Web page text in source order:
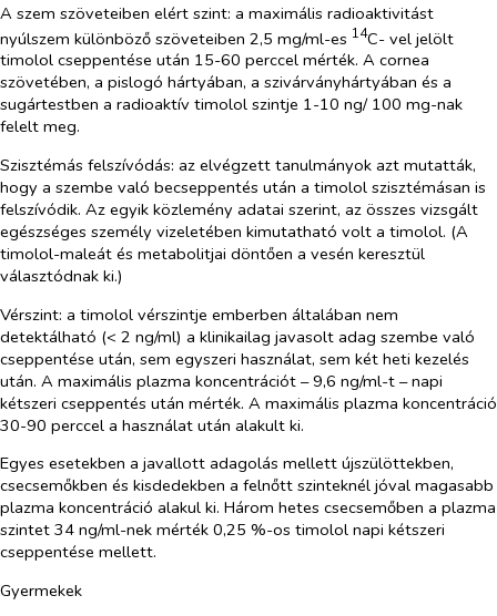
A szem szöveteiben elért szint: a maximális radioaktivitást
nyúlszem különböző szöveteiben 2,5 mg/ml-es 14C- vel jelölt
timolol cseppentése után 15-60 perccel mérték. A cornea
szövetében, a pislogó hártyában, a szivárványhártyában és a
sugártestben a radioaktív timolol szintje 1-10 ng/ 100 mg-nak
felelt meg.
Szisztémás felszívódás: az elvégzett tanulmányok azt mutatták,
hogy a szembe való becseppentés után a timolol szisztémásan is
felszívódik. Az egyik közlemény adatai szerint, az összes vizsgált
egészséges személy vizeletében kimutatható volt a timolol. (A
timolol-maleát és metabolitjai döntően a vesén keresztül
választódnak ki.)
Vérszint: a timolol vérszintje emberben általában nem
detektálható (< 2 ng/ml) a klinikailag javasolt adag szembe való
cseppentése után, sem egyszeri használat, sem két heti kezelés
után. A maximális plazma koncentrációt – 9,6 ng/ml-t – napi
kétszeri cseppentés után mérték. A maximális plazma koncentráció
30-90 perccel a használat után alakult ki.
Egyes esetekben a javallott adagolás mellett újszülöttekben,
csecsemőkben és kisdedekben a felnőtt szinteknél jóval magasabb
plazma koncentráció alakul ki. Három hetes csecsemőben a plazma
szintet 34 ng/ml-nek mérték 0,25 %-os timolol napi kétszeri
cseppentése mellett.
Gyermekek